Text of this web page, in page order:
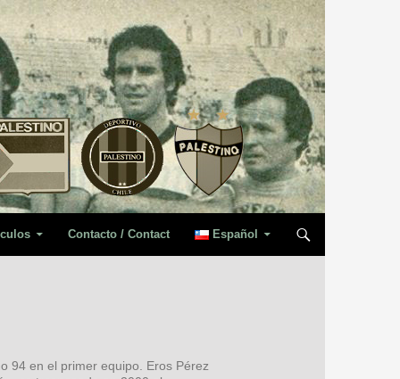
Contacto / Contact Español
94 en el primer equipo. Eros Pérez